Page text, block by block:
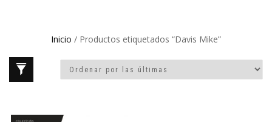
Inicio / Productos etiquetados “Davis Mike”